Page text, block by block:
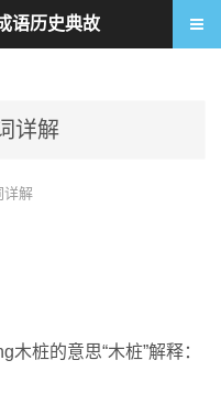
详解
详解
木桩的意思“木桩”解释：
语历史典故